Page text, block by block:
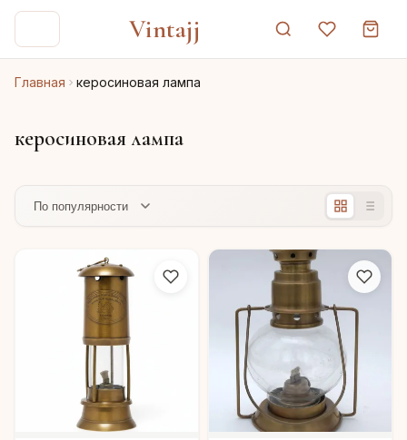
Vintajj
Главная керосиновая лампа
керосиновая лампа